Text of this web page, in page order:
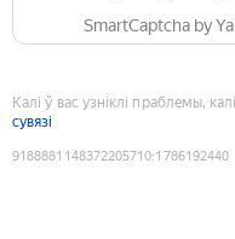
SmartCaptcha by
Калі ў вас узніклі праблемы,
сувязі
9188881148372205710:1786192440